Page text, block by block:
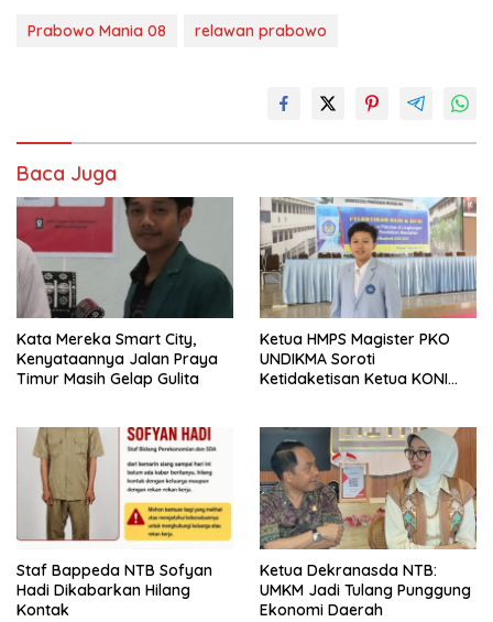
Prabowo Mania 08 relawan prabowo
Baca Juga
Kata Mereka Smart City,
Kenyataannya Jalan Praya
Timur Masih Gelap Gulita
Ketua HMPS Magister PKO
UNDIKMA Soroti
Ketidaketisan Ketua KONI
Arena Kepentingan Sesaat
Staf Bappeda NTB Sofyan
Hadi Dikabarkan Hilang
Kontak
Ketua Dekranasda NTB:
UMKM Jadi Tulang Punggung
Ekonomi Daerah